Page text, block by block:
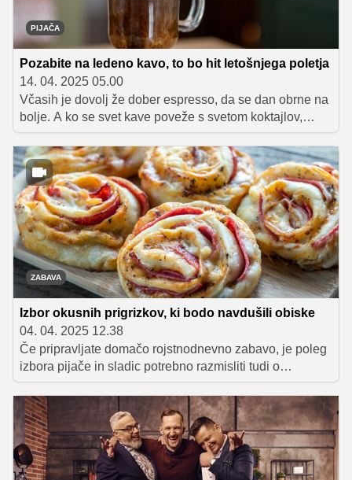
PIJAČA
Pozabite na ledeno kavo, to bo hit letošnjega poletja
14. 04. 2025 05.00
Včasih je dovolj že dober espresso, da se dan obrne na
bolje. A ko se svet kave poveže s svetom koktajlov,
nastane nekaj čisto posebnega. Nekaj, kar zadiši po
razkošju, ustvari čarobno atmosfero in v trenutku dvigne
razpoloženje. Takšni so kavni koktajli. Pijače, ki niso le
okusne, temveč tudi nadvse fotogenične, sofisticirane in
ustvarjene za deljenje z najljubšimi ljudmi.
ZABAVA
Izbor okusnih prigrizkov, ki bodo navdušili obiske
04. 04. 2025 12.38
Če pripravljate domačo rojstnodnevno zabavo, je poleg
izbora pijače in sladic potrebno razmisliti tudi o
prigrizkih, ki jih boste postregli gostom. Da vaši
povabljenci ne bodo grizljali samo čipsa, slanih palčk in
podobnih kupljenih prigrizkov, smo vam pripravili izbor
odličnih idej za tople in slane prigrizke, ki bodo vašo
zabavo spremenili v pravo gurmansko doživetje. Za
nekatere si boste morali vzeti čas, nekateri pa so